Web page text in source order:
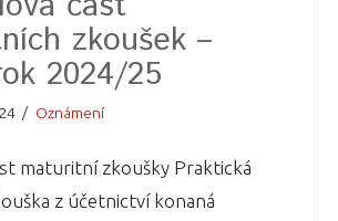
zkoušek –
2024/25
Oznámení
maturitní zkoušky Praktická
z účetnictví konaná